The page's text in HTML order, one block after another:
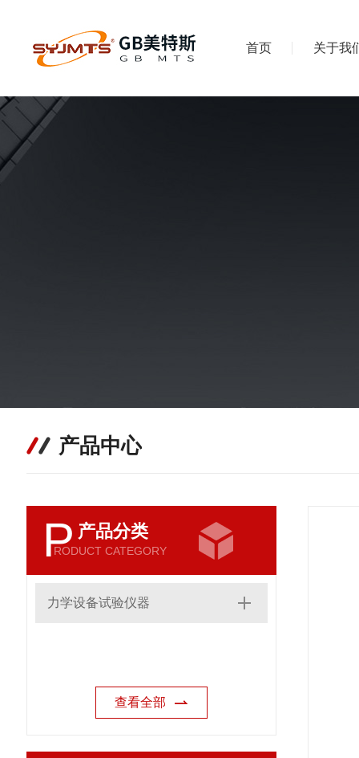
首页 关于我
产品中心
P 产品分类
RODUCT CATEGORY
力学设备试验仪器
查看全部